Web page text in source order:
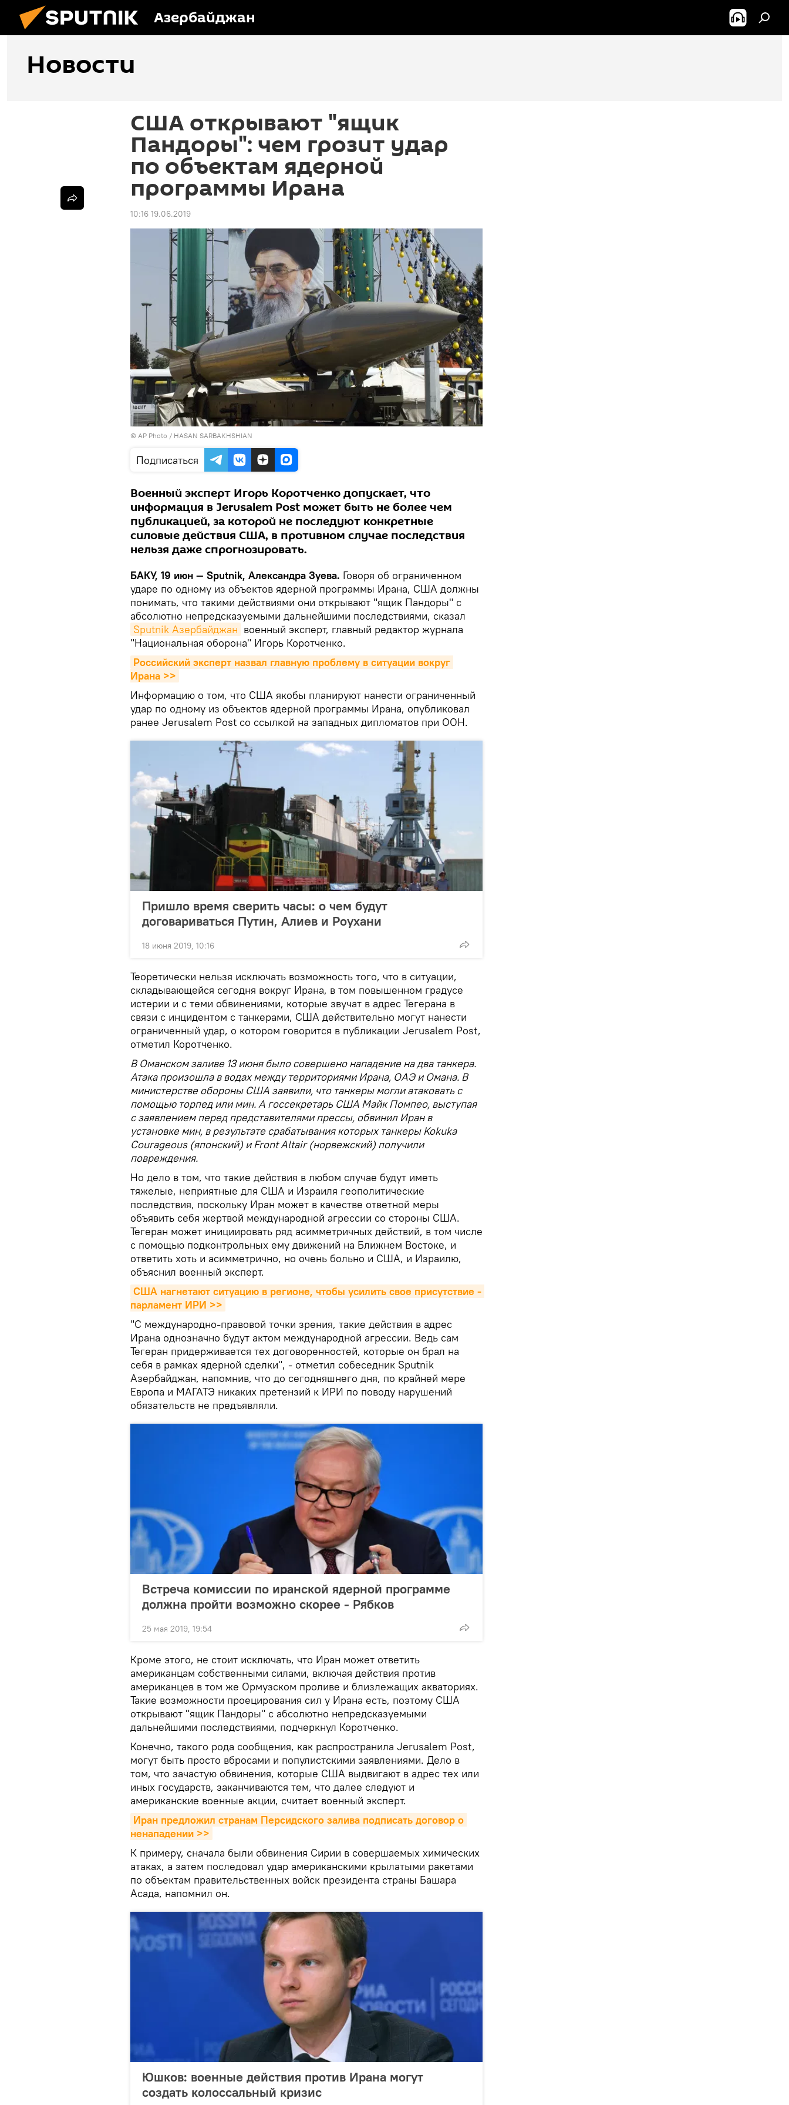
Азербайджан
Новости
США открывают "ящик
Пандоры": чем грозит удар
по объектам ядерной
программы Ирана
10:16 19.06.2019
© AP Photo / HASAN SARBAKHSHIAN
Подписаться
Военный эксперт Игорь Коротченко допускает, что
информация в Jerusalem Post может быть не более чем
публикацией, за которой не последуют конкретные
силовые действия США, в противном случае последствия
нельзя даже спрогнозировать.
БАКУ, 19 июн — Sputnik, Александра Зуева. Говоря об ограниченном
ударе по одному из объектов ядерной программы Ирана, США должны
понимать, что такими действиями они открывают "ящик Пандоры" с
абсолютно непредсказуемыми дальнейшими последствиями, сказал
Sputnik Азербайджан военный эксперт, главный редактор журнала
"Национальная оборона" Игорь Коротченко.
Российский эксперт назвал главную проблему в ситуации вокруг
Ирана >>
Информацию о том, что США якобы планируют нанести ограниченный
удар по одному из объектов ядерной программы Ирана, опубликовал
ранее Jerusalem Post со ссылкой на западных дипломатов при ООН.
Пришло время сверить часы: о чем будут
договариваться Путин, Алиев и Роухани
18 июня 2019, 10:16
Теоретически нельзя исключать возможность того, что в ситуации,
складывающейся сегодня вокруг Ирана, в том повышенном градусе
истерии и с теми обвинениями, которые звучат в адрес Тегерана в
связи с инцидентом с танкерами, США действительно могут нанести
ограниченный удар, о котором говорится в публикации Jerusalem Post,
отметил Коротченко.
В Оманском заливе 13 июня было совершено нападение на два танкера.
Атака произошла в водах между территориями Ирана, ОАЭ и Омана. В
министерстве обороны США заявили, что танкеры могли атаковать с
помощью торпед или мин. А госсекретарь США Майк Помпео, выступая
с заявлением перед представителями прессы, обвинил Иран в
установке мин, в результате срабатывания которых танкеры Kokuka
Courageous (японский) и Front Altair (норвежский) получили
повреждения.
Но дело в том, что такие действия в любом случае будут иметь
тяжелые, неприятные для США и Израиля геополитические
последствия, поскольку Иран может в качестве ответной меры
объявить себя жертвой международной агрессии со стороны США.
Тегеран может инициировать ряд асимметричных действий, в том числе
с помощью подконтрольных ему движений на Ближнем Востоке, и
ответить хоть и асимметрично, но очень больно и США, и Израилю,
объяснил военный эксперт.
США нагнетают ситуацию в регионе, чтобы усилить свое присутствие -
парламент ИРИ >>
"С международно-правовой точки зрения, такие действия в адрес
Ирана однозначно будут актом международной агрессии. Ведь сам
Тегеран придерживается тех договоренностей, которые он брал на
себя в рамках ядерной сделки", - отметил собеседник Sputnik
Азербайджан, напомнив, что до сегодняшнего дня, по крайней мере
Европа и МАГАТЭ никаких претензий к ИРИ по поводу нарушений
обязательств не предъявляли.
Встреча комиссии по иранской ядерной программе
должна пройти возможно скорее - Рябков
25 мая 2019, 19:54
Кроме этого, не стоит исключать, что Иран может ответить
американцам собственными силами, включая действия против
американцев в том же Ормузском проливе и близлежащих акваториях.
Такие возможности проецирования сил у Ирана есть, поэтому США
открывают "ящик Пандоры" с абсолютно непредсказуемыми
дальнейшими последствиями, подчеркнул Коротченко.
Конечно, такого рода сообщения, как распространила Jerusalem Post,
могут быть просто вбросами и популистскими заявлениями. Дело в
том, что зачастую обвинения, которые США выдвигают в адрес тех или
иных государств, заканчиваются тем, что далее следуют и
американские военные акции, считает военный эксперт.
Иран предложил странам Персидского залива подписать договор о
ненападении >>
К примеру, сначала были обвинения Сирии в совершаемых химических
атаках, а затем последовал удар американскими крылатыми ракетами
по объектам правительственных войск президента страны Башара
Асада, напомнил он.
Юшков: военные действия против Ирана могут
создать колоссальный кризис